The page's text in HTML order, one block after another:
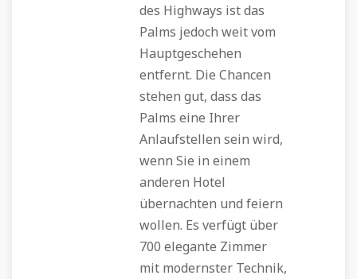
des Highways ist das
Palms jedoch weit vom
Hauptgeschehen
entfernt. Die Chancen
stehen gut, dass das
Palms eine Ihrer
Anlaufstellen sein wird,
wenn Sie in einem
anderen Hotel
übernachten und feiern
wollen. Es verfügt über
700 elegante Zimmer
mit modernster Technik,